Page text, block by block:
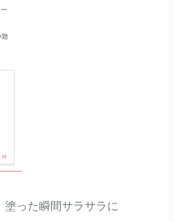
塗った瞬間サラサラに